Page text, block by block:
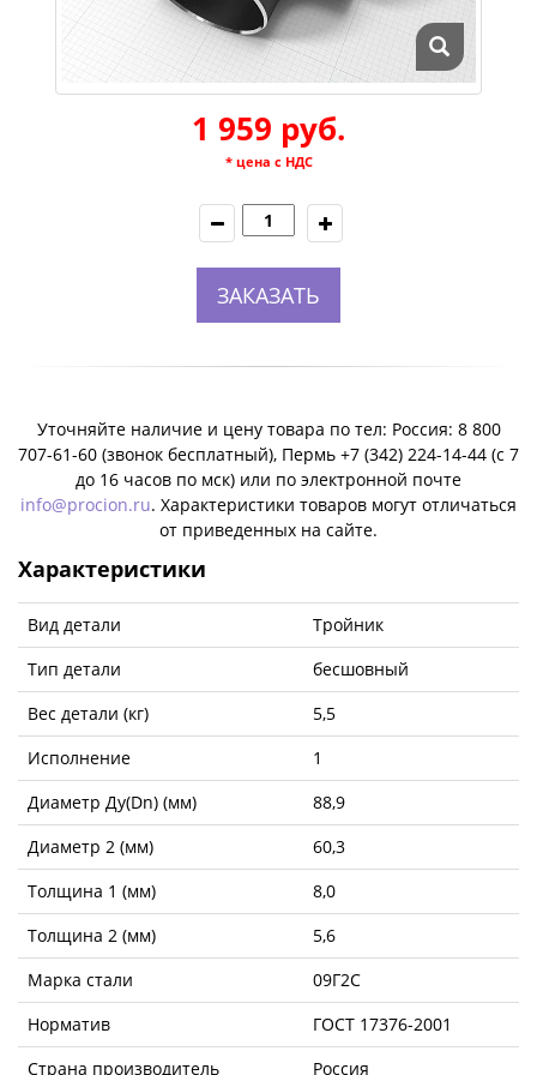
1 959 руб.
* цена с НДС
ЗАКАЗАТЬ
Уточняйте наличие и цену товара по тел: Россия: 8 800
707-61-60 (звонок бесплатный), Пермь +7 (342) 224-14-44 (c 7
до 16 часов по мск) или по электронной почте
info@procion.ru. Характеристики товаров могут отличаться
от приведенных на сайте.
Характеристики
Вид детали
Тройник
Тип детали
бесшовный
Вес детали (кг)
5,5
Исполнение
1
Диаметр Ду(Dn) (мм)
88,9
Диаметр 2 (мм)
60,3
Толщина 1 (мм)
8,0
Толщина 2 (мм)
5,6
Марка стали
09Г2С
Норматив
ГОСТ 17376-2001
Страна производитель
Россия